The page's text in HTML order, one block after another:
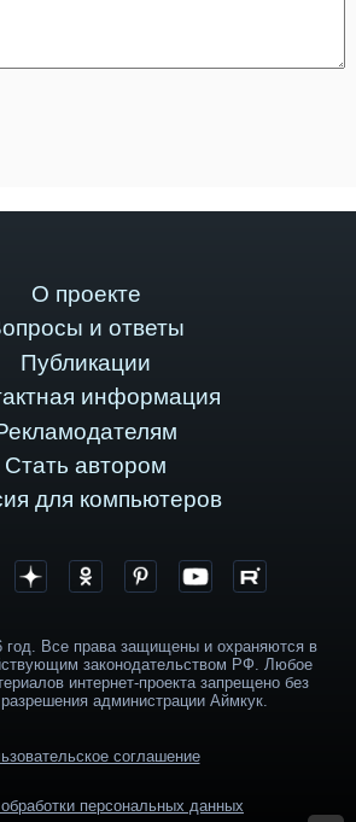
О проекте
и ответы
Публикации
информация
Стать автором
для компьютеров
год. Все права защищены и охраняются в
законодательством РФ. Любое
интернет-проекта запрещено без
администрации Аймкук.
соглашение
персональных данных